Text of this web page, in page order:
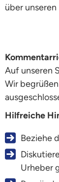
über
Auf unseren
Wir
Hilfreiche
Beziehe
Urheber